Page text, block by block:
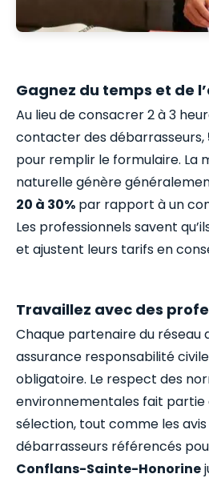
Gagnez du temps et de
Au lieu de consacrer 2 à 3
contacter des débarrasseurs,
pour remplir le formulaire. La
naturelle génère
20 à 30% par rapport à un
Les professionnels savent
et ajustent leurs tarifs en
Travaillez avec des
Chaque partenaire du réseau
assurance responsabilité
obligatoire. Le respect des
environnementales fait partie
sélection, tout comme les avis
débarrasseurs référencés
Conflans-Sainte-Honorine